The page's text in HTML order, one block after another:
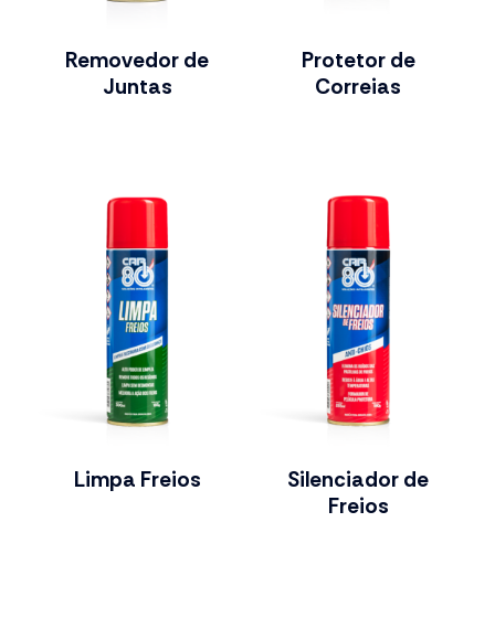
Removedor de
Juntas
Protetor de
Correias
Limpa Freios
Silenciador de
Freios